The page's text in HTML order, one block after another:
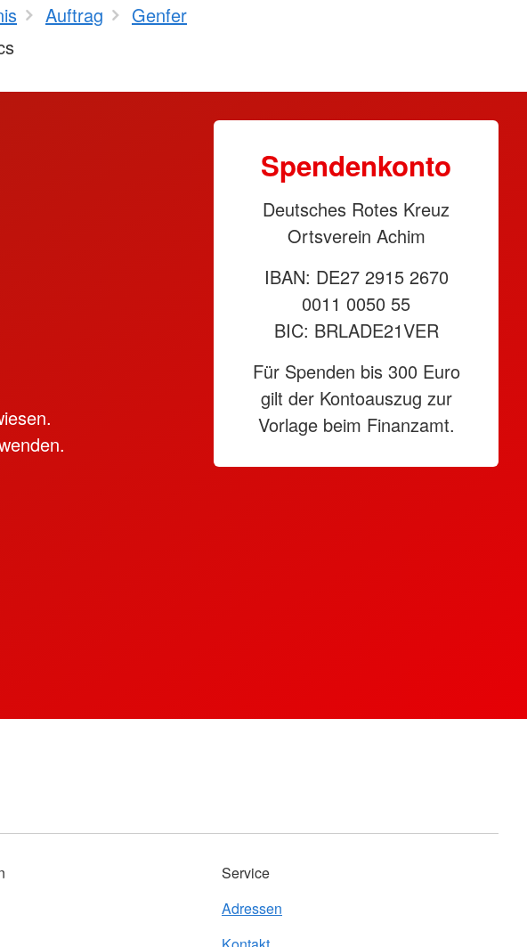
Auftrag
Genfer
Spendenkonto
Deutsches Rotes Kreuz
Ortsverein Achim
IBAN: DE27 2915 2670
0011 0050 55
BIC: BRLADE21VER
Für Spenden bis 300 Euro
gilt der Kontoauszug zur
Vorlage beim Finanzamt.
Service
Adressen